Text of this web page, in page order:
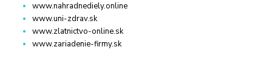
www.nahradnediely.online
www.uni-zdrav.sk
www.zlatnictvo-online.sk
www.zariadenie-firmy.sk